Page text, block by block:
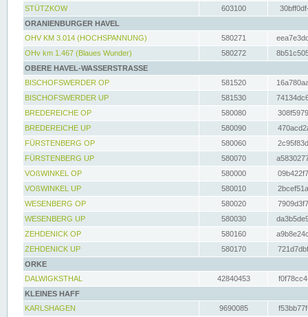
STÜTZKOW
603100
ORANIENBURGER HAVEL
OHV KM 3.014 (HOCHSPANNUNG)
580271
OHv km 1.467 (Blaues Wunder)
580272
OBERE HAVEL-WASSERSTRASSE
BISCHOFSWERDER OP
581520
BISCHOFSWERDER UP
581530
BREDEREICHE OP
580080
BREDEREICHE UP
580090
FÜRSTENBERG OP
580060
FÜRSTENBERG UP
580070
VOßWINKEL OP
580000
VOßWINKEL UP
580010
WESENBERG OP
580020
WESENBERG UP
580030
ZEHDENICK OP
580160
ZEHDENICK UP
580170
ORKE
DALWIGKSTHAL
42840453
KLEINES HAFF
KARLSHAGEN
9690085